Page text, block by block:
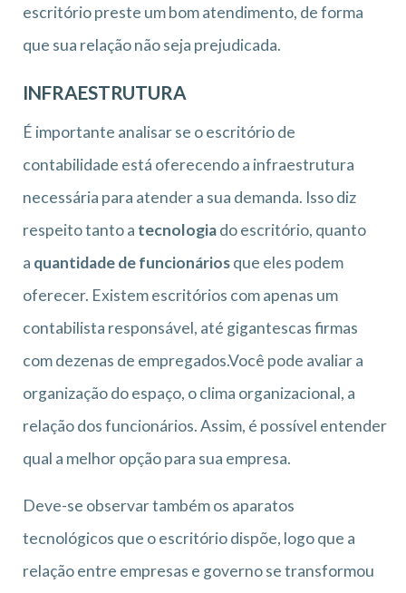
escritório preste um bom atendimento, de forma
que sua relação não seja prejudicada.
INFRAESTRUTURA
É importante analisar se o escritório de
contabilidade está oferecendo a infraestrutura
necessária para atender a sua demanda. Isso diz
respeito tanto a tecnologiado escritório, quanto
a quantidade de funcionáriosque eles podem
oferecer. Existem escritórios com apenas um
contabilista responsável, até gigantescas firmas
com dezenas de empregados.Você pode avaliar a
organização do espaço, o clima organizacional, a
relação dos funcionários. Assim, é possível entender
qual a melhor opção para sua empresa.
Deve-se observar também os aparatos
tecnológicos que o escritório dispõe, logo que a
relação entre empresas e governo se transformou